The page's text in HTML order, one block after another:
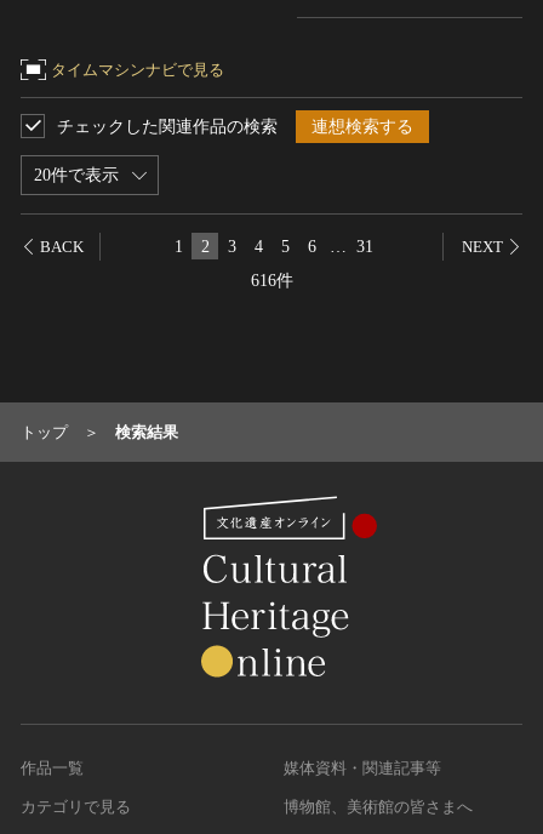
タイムマシンナビで見る
20件で表示
チェックした関連作品の検索 連想検索する
BACK
616件
1 2 3 4 5 6 31 NEXT
トップ 検索結果
作品一覧
カテゴリで見る
媒体資料・関連記事等
博物館、美術館の皆さまへ